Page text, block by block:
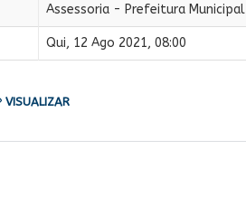
Assessoria - Prefeitura Municipal
Qui, 12 Ago 2021, 08:00
VISUALIZAR